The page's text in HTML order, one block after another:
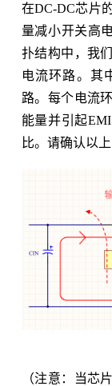
在DC-DC芯片
量减小开关高
扑结构中，我
电流环路。其
路。每个电流
能量并引起
比。请确认以
（注意：当芯